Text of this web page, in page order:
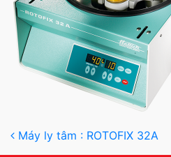
Post navigation
Máy ly tâm : ROTOFIX 32A